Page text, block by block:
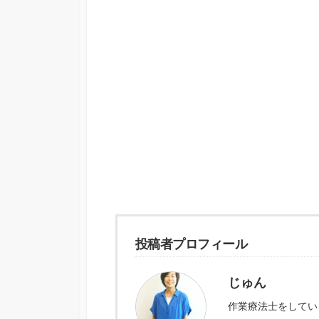
投稿者プロフィール
じゅん
作業療法士をして